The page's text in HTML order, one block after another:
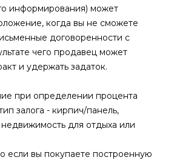
информирования) может
когда вы не сможете
договоренности с
чего продавец может
и удержать задаток.
при определении процента
залога - кирпич/панель,
для отдыха или
если вы покупаете построенную